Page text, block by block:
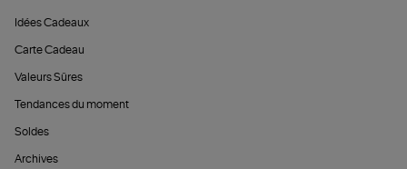
Idées Cadeaux
Carte Cadeau
Valeurs Sûres
Tendances du moment
Soldes
Archives